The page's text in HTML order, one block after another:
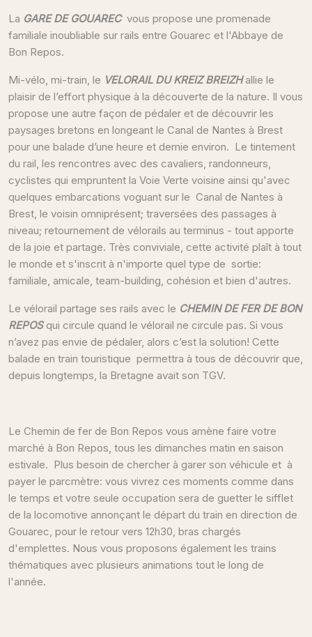
La GARE DE GOUAREC vous propose une promenade
familiale inoubliable sur rails entre Gouarec et l'Abbaye de
Bon Repos.
Mi-vélo, mi-train, le VELORAIL DU KREIZ BREIZHallie le
plaisir de l’effort physique à la découverte de la nature. Il vous
propose une autre façon de pédaler et de découvrir les
paysages bretons en longeant le Canal de Nantes à Brest
pour une balade d’une heure et demie environ. Le tintement
du rail, les rencontres avec des cavaliers, randonneurs,
cyclistes qui empruntent la Voie Verte voisine ainsi qu'avec
quelques embarcations voguant sur le Canal de Nantes à
Brest, le voisin omniprésent; traversées des passages à
niveau; retournement de vélorails au terminus - tout apporte
de la joie et partage. Très conviviale, cette activité plaît à tout
le monde et s'inscrit à n'importe quel type de sortie:
familiale, amicale, team-building, cohésion et bien d'autres.
Le vélorail partage ses rails avec le CHEMIN DE FER DE BON
REPOSqui circule quand le vélorail ne circule pas. Si vous
n’avez pas envie de pédaler, alors c’est la solution! Cette
balade en train touristique permettra à tous de découvrir que,
depuis longtemps, la Bretagne avait son TGV.
Le Chemin de fer de Bon Repos vous amène faire votre
marché à Bon Repos, tous les dimanches matin en saison
estivale. Plus besoin de chercher à garer son véhicule et à
payer le parcmètre: vous vivrez ces moments comme dans
le temps et votre seule occupation sera de guetter le sifflet
de la locomotive annonçant le départ du train en direction de
Gouarec, pour le retour vers 12h30, bras chargés
d'emplettes. Nous vous proposons également les trains
thématiques avec plusieurs animations tout le long de
l'année.